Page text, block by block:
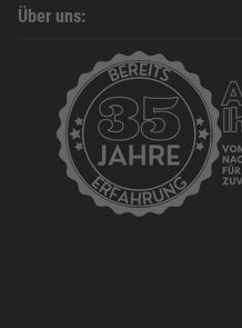
Über uns: